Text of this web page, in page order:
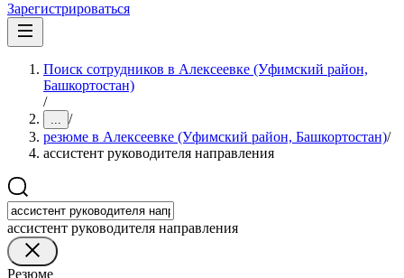
Зарегистрироваться
Поиск сотрудников в Алексеевке (Уфимский район,
Башкортостан)
/
... /
резюме в Алексеевке (Уфимский район, Башкортостан)/
ассистент руководителя направления
ассистент руководителя направления
Резюме